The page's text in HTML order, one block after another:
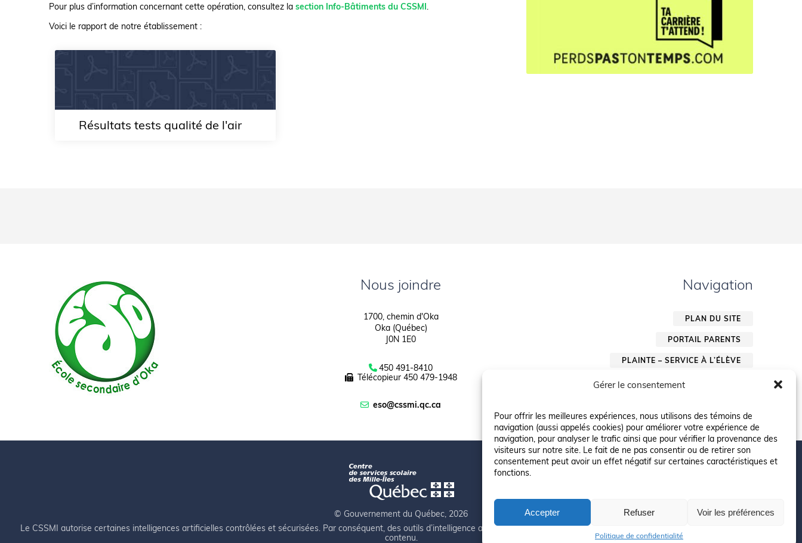
Gérer le consentement
Pour offrir les meilleures expériences, nous utilisons des témoins de
navigation (aussi appelés cookies) pour améliorer votre expérience de
navigation, pour analyser le trafic ainsi que pour vérifier la provenance des
visiteurs sur notre site. Le fait de ne pas consentir ou de retirer son
consentement peut avoir un effet négatif sur certaines caractéristiques et
fonctions.
Accepter Refuser Voir les préférences
Politique de confidentialité
Pour plus d’information concernant cette opération, consultez la section Info-Bâtiments du CSSMI
Voici le rapport de notre établissement :
Résultats tests qualité de l'air
Nous joindre
1700, chemin d'Oka
Oka (Québec)
J0N 1E0
450 491-8410
Télécopieur 450 479-1948
eso@cssmi.qc.ca
Navigation
PLAN DU SITE
PORTAIL PARENTS
PLAINTE – SERVICE À L’ÉLÈVE
POLITIQUE DE CONFIDENTIALITÉ
© Gouvernement du Québec, 2026
Le CSSMI autorise certaines intelligences artificielles contrôlées et sécurisées. Par conséquent, des outils d’intelligence artificielle autorisés pourraient avoir été utilisés pour soutenir la rédaction de ce
contenu.